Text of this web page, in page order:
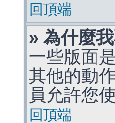
回頂端
» 為什麼
一些版面
其他的動
員允許您使
回頂端